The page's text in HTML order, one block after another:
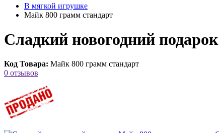
В мягкой игрушке
Майк 800 грамм стандарт
Сладкий новогодний
Код Товара: Майк 800 грамм стандарт
0 отзывов